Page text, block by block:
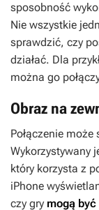
sposobność
Nie wszystkie
sprawdzić, czy
działać. Dla
można go
Obraz na
Połączenie może
Wykorzystywany
który korzysta z
iPhone
czy gry mogą być